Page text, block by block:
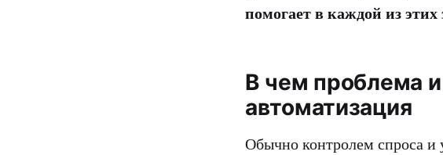
помогает в каждой из этих
В чем проблема
автоматизация
Обычно контролем спроса